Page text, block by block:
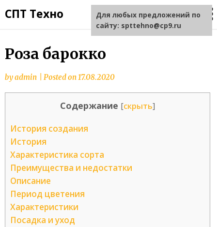
СПТ Техно
Роза барокко
byadmin Posted on17.08.2020
Содержание [скрыть]
История создания
История
Характеристика сорта
Преимущества и недостатки
Описание
Период цветения
Характеристики
Посадка и уход
Для любых предложений по
сайту: spttehno@cp9.ru